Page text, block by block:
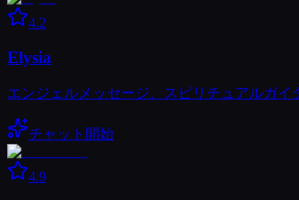
4.2
Elysia
エンジェルメッセージ、スピリチュアルガ
チャット開始
4.9